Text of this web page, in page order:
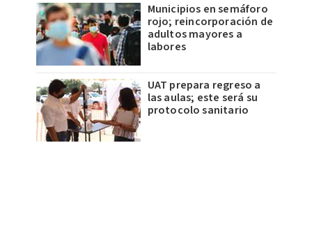
Municipios en semáforo
rojo; reincorporación de
adultos mayores a
labores
UAT prepara regreso a
las aulas; este será su
protocolo sanitario